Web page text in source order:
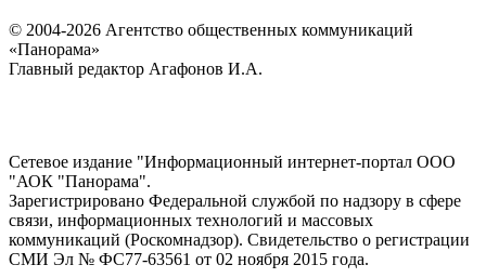
© 2004-2026 Агентство общественных коммуникаций
«Панорама»
Главный редактор Агафонов И.А.
Сетевое издание "Информационный интернет-портал ООО
"АОК "Панорама".
Зарегистрировано Федеральной службой по надзору в сфере
связи, информационных технологий и массовых
коммуникаций (Роскомнадзор). Cвидетельство о регистрации
СМИ Эл № ФС77-63561 от 02 ноября 2015 года.